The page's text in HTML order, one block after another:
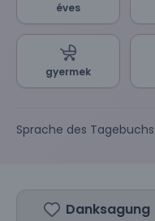
éves
gyermek
Sprache des Tagebuchs:
Danksagung